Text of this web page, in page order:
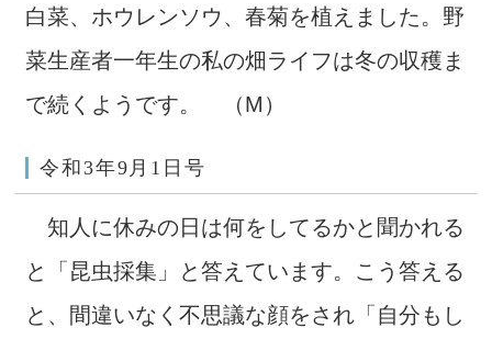
白菜、ホウレンソウ、春菊を植えました。野
菜生産者一年生の私の畑ライフは冬の収穫ま
で続くようです。 （M）
令和3年9月1日号
知人に休みの日は何をしてるかと聞かれる
と「昆虫採集」と答えています。こう答える
と、間違いなく不思議な顔をされ「自分もし